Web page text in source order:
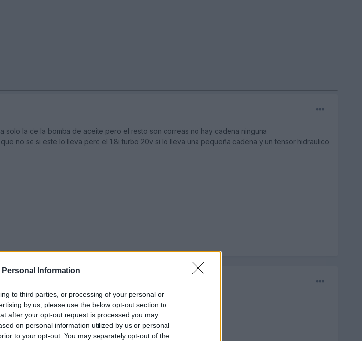
Personal Information
to third parties, or processing of your personal or
by us, please use the below opt-out section to
after your opt-out request is processed you may
on personal information utilized by us or personal
to your opt-out. You may separately opt-out of the
solo la de la bomba de aceite pero el resto son correas no hay cadena ninguna
no se si este lo lleva pero el 1.8i turbo 20v si lo lleva una pequeña cadena y un tensor hidraulico
por engranajes,,no por cadenas....